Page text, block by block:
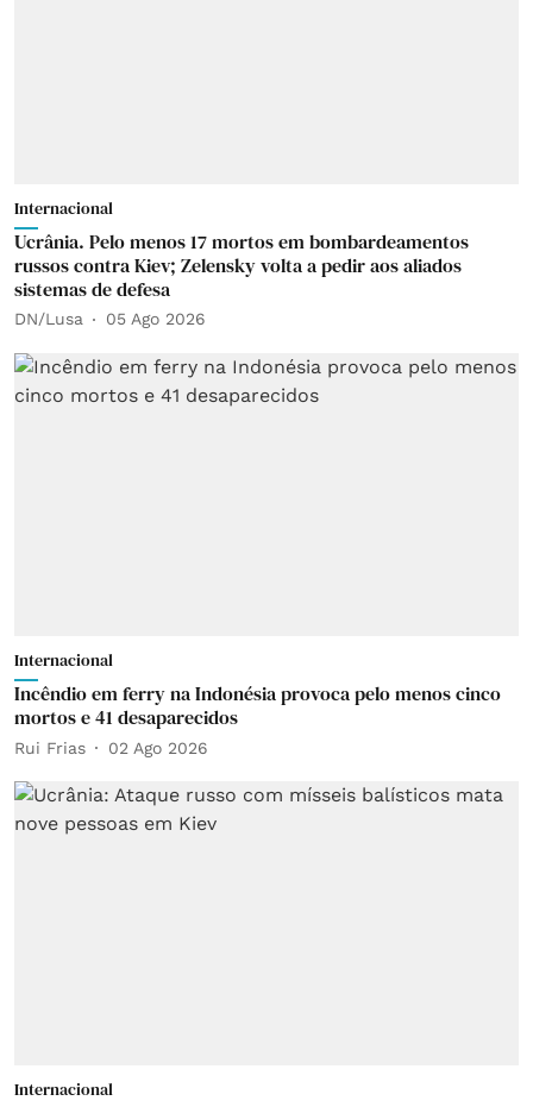
Internacional
Ucrânia. Pelo menos 17 mortos em bombardeamentos
russos contra Kiev; Zelensky volta a pedir aos aliados
sistemas de defesa
DN/Lusa 05 Ago 2026
Internacional
Incêndio em ferry na Indonésia provoca pelo menos cinco
mortos e 41 desaparecidos
Rui Frias 02 Ago 2026
Internacional